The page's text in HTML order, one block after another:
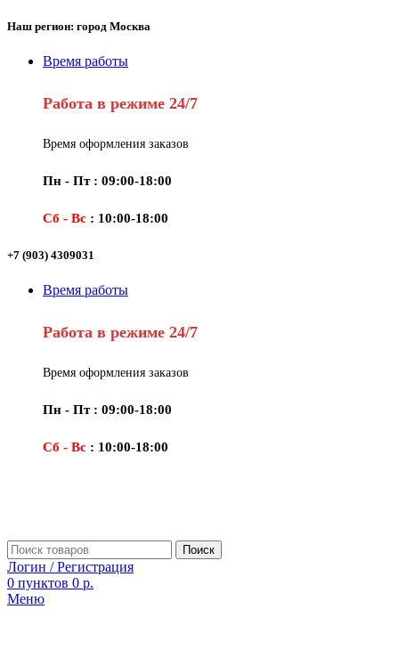
Наш регион: город Москва
Время работы
Работа в режиме 24/7
Время оформления заказов
Пн - Пт : 09:00-18:00
Сб - Вс : 10:00-18:00
+7 (903) 4309031
Время работы
Работа в режиме 24/7
Время оформления заказов
Пн - Пт : 09:00-18:00
Сб - Вс : 10:00-18:00
Поиск
Логин / Регистрация
0 пунктов 0 р.
Меню